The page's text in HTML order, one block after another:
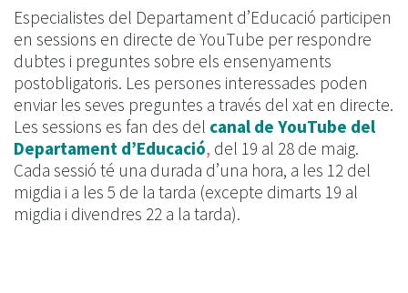
Especialistes del Departament d’Educació participen
en sessions en directe de YouTube per respondre
dubtes i preguntes sobre els ensenyaments
postobligatoris. Les persones interessades poden
enviar les seves preguntes a través del xat en directe.
Les sessions es fan des del canal de YouTube del
Departament d’Educació, del 19 al 28 de maig.
Cada sessió té una durada d’una hora, a les 12 del
migdia i a les 5 de la tarda (excepte dimarts 19 al
migdia i divendres 22 a la tarda).